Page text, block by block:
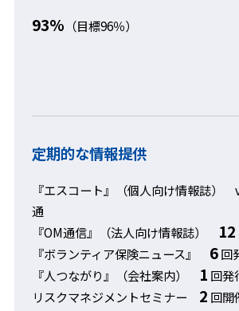
93% （目標96％）
定期的な情報提供
『エスコート』（個人向け情報誌
通
『OM通信』（法人向け情報誌） 12
『ボランティア保険ニュース』 6回
『人つながり』（会社案内） 1 回発
リスクマネジメントセミナー 2 回開